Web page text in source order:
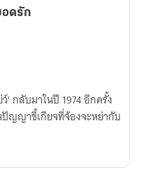
ดรัก
ปัญญาขี้เกียจที่จ้องจะหย่ากับ